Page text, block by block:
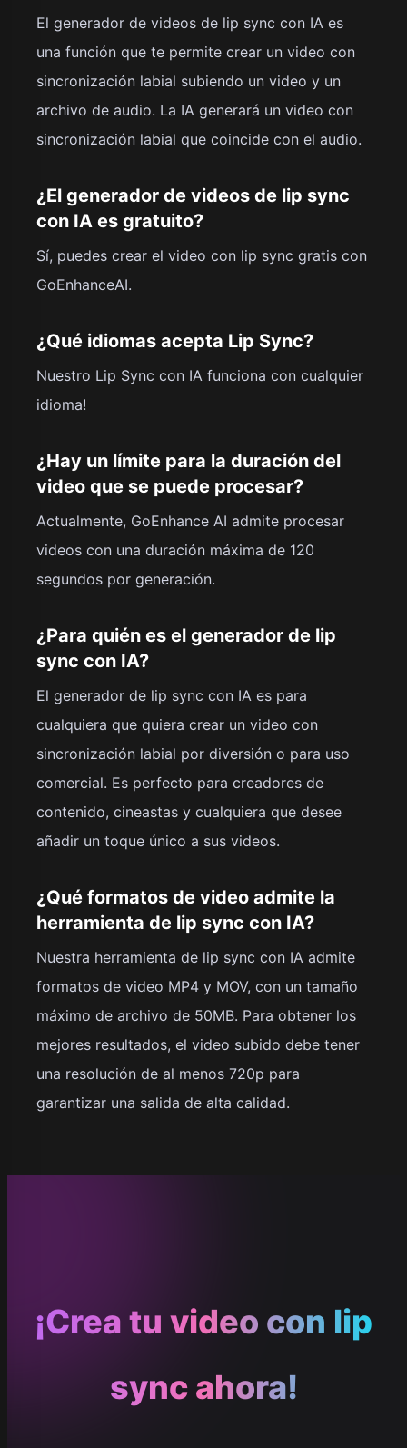
El generador de videos de lip sync con IA es
una función que te permite crear un video con
sincronización labial subiendo un video y un
archivo de audio. La IA generará un video con
sincronización labial que coincide con el audio.
¿El generador de videos de lip sync
con IA es gratuito?
Sí, puedes crear el video con lip sync gratis con
GoEnhanceAI.
¿Qué idiomas acepta Lip Sync?
Nuestro Lip Sync con IA funciona con cualquier
idioma!
¿Hay un límite para la duración del
video que se puede procesar?
Actualmente, GoEnhance AI admite procesar
videos con una duración máxima de 120
segundos por generación.
¿Para quién es el generador de lip
sync con IA?
El generador de lip sync con IA es para
cualquiera que quiera crear un video con
sincronización labial por diversión o para uso
comercial. Es perfecto para creadores de
contenido, cineastas y cualquiera que desee
añadir un toque único a sus videos.
¿Qué formatos de video admite la
herramienta de lip sync con IA?
Nuestra herramienta de lip sync con IA admite
formatos de video MP4 y MOV, con un tamaño
máximo de archivo de 50MB. Para obtener los
mejores resultados, el video subido debe tener
una resolución de al menos 720p para
garantizar una salida de alta calidad.
¡Crea tu video con lip
sync ahora!